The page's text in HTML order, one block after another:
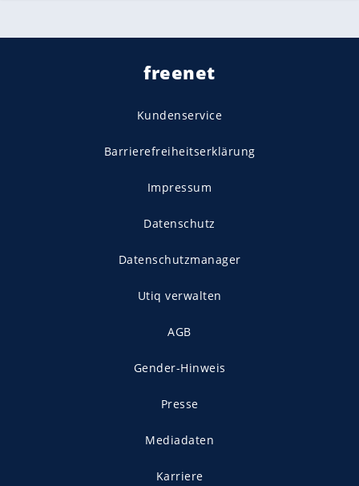
freenet
Kundenservice
Barrierefreiheitserklärung
Impressum
Datenschutz
Datenschutzmanager
Utiq verwalten
AGB
Gender-Hinweis
Presse
Mediadaten
Karriere